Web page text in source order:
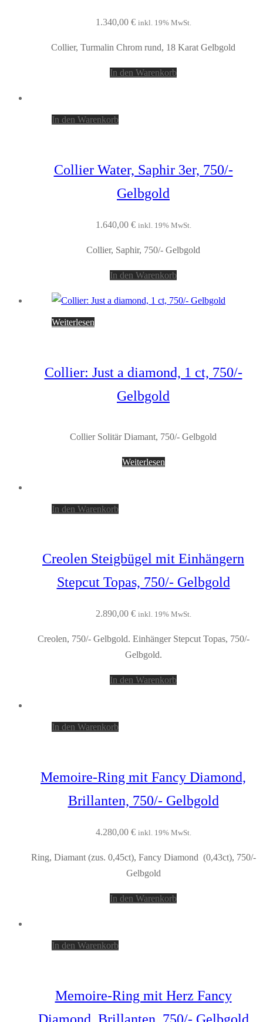
1.340,00 € inkl. 19% MwSt.
Collier, Turmalin Chrom rund, 18 Karat Gelbgold
In den Warenkorb
In den Warenkorb
Collier Water, Saphir 3er, 750/-
Gelbgold
1.640,00 € inkl. 19% MwSt.
Collier, Saphir, 750/- Gelbgold
In den Warenkorb
Weiterlesen
Collier: Just a diamond, 1 ct, 750/-
Gelbgold
Collier Solitär Diamant, 750/- Gelbgold
Weiterlesen
In den Warenkorb
Creolen Steigbügel mit Einhängern
Stepcut Topas, 750/- Gelbgold
2.890,00 € inkl. 19% MwSt.
Creolen, 750/- Gelbgold. Einhänger Stepcut Topas, 750/-
Gelbgold.
In den Warenkorb
In den Warenkorb
Memoire-Ring mit Fancy Diamond,
Brillanten, 750/- Gelbgold
4.280,00 € inkl. 19% MwSt.
Ring, Diamant (zus. 0,45ct), Fancy Diamond (0,43ct), 750/-
Gelbgold
In den Warenkorb
In den Warenkorb
Memoire-Ring mit Herz Fancy